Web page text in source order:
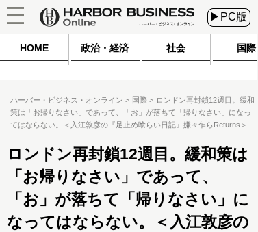
▶PC版
HOME 政治・経済 社会 国際
ハーバー・ビジネス・オンライン 国際
ロンドン再封鎖12週目。緩和
策は「お帰りなさい」であって、「お」が落ちて「帰りなさい」になっ
てはならない。＜入江敦彦の『足止め喰らい日記』嫌々乍らReturns＞
ロンドン再封鎖12週目。緩和策は
「お帰りなさい」であって、
「お」が落ちて「帰りなさい」に
なってはならない。＜入江敦彦の